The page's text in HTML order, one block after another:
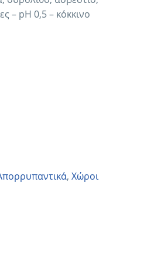
– pΗ 0,5 – κόκκινο
, Χώροι